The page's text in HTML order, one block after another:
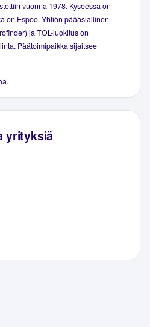
vuonna 1978. Kyseessä on
on Espoo. Yhtiön pääasiallinen
ja TOL-luokitus on
Päätoimipaikka sijaitsee
yrityksiä